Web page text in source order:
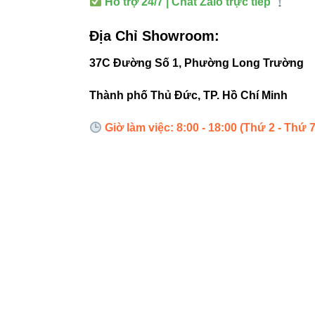
Địa Chỉ Showroom:
37C Đường Số 1, Phường Long Trường
Thành phố Thủ Đức, TP. Hồ Chí Minh
Giờ làm việc: 8:00 - 18:00 (Thứ 2 - Thứ